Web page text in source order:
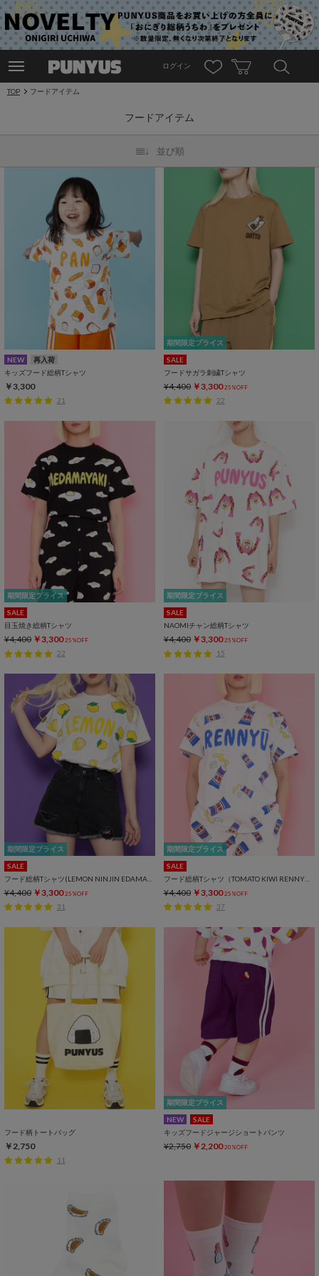
ログイン
TOP フードアイテム
フードアイテム
並び順
NEW
再入荷
キッズフード総柄Tシャツ
￥3,300
21
期間限定プライス
SALE
フードサガラ刺繍Tシャツ
¥4,400 ￥3,300 25%OFF
22
期間限定プライス
SALE
目玉焼き総柄Tシャツ
¥4,400 ￥3,300 25%OFF
22
期間限定プライス
SALE
NAOMIチャン総柄Tシャツ
¥4,400 ￥3,300 25%OFF
15
期間限定プライス
SALE
¥4,400 ￥3,300 25%OFF
31
期間限定プライス
SALE
フード総柄Tシャツ（TOMATO KIWI RENNYU）
¥4,400 ￥3,300 25%OFF
37
フード柄トートバッグ
￥2,750
11
期間限定プライス
NEW
SALE
キッズフードジャージショートパンツ
¥2,750 ￥2,200 20%OFF